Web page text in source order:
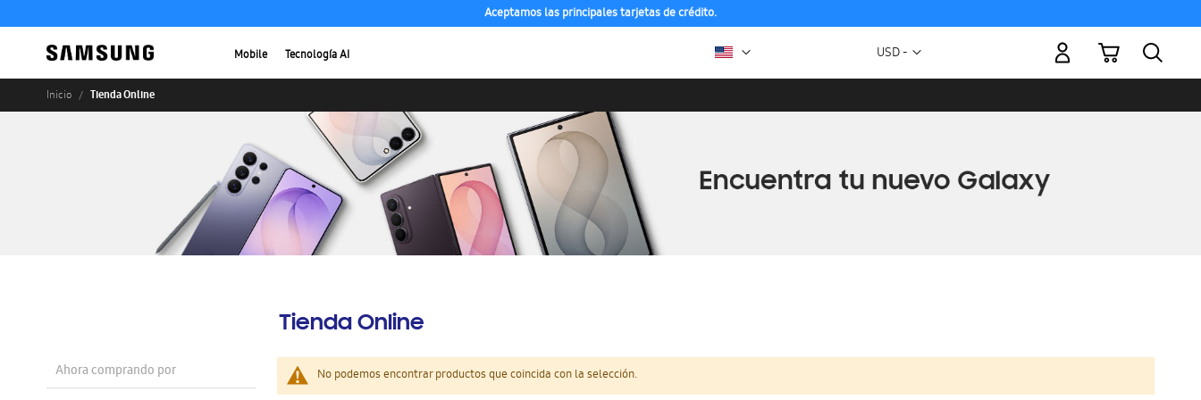
Aceptamos las principales tarjetas de crédito.
Mobile Tecnología AI Moneda
USD -
Mi carrito
Inicio Tienda Online
Tienda Online
No podemos encontrar productos que coincida con la selección.
Ahora comprando por